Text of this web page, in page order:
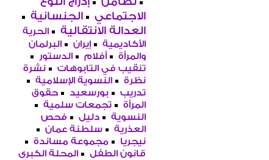
الاجتماعي
الجنسانية
العدالة الانتقالية
الحرية
الأكاديمية
إيران
البرلمان
والمرأة
أفلام
الدستور
تنقيب في التابوهات
نشرة
نظرة
النسوية الإسلامية
تدريب
بورسعيد
حقوق
المرأة
تجمعات سلمية
النسوية
دليل
فحص
العذرية
سلطنة عمان
نيجريا
مجموعة مساندة
قانون الطفل
المحلة الكبرى